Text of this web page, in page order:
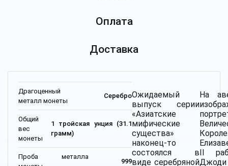
Оплата
Доставка
Драгоценный
металл монеты
Серебро
Общий
вес
монеты
1 тройская унция (31.1
грамм)
Проба металла
999
Ожидаемый
выпуск серии
«Азиатские
мифические
существа»
наконец-то
состоялся в
виде серебряной
На
II
Джоди